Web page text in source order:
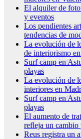
El alquiler de
y eventos
Los pendientes
tendencias de
La evolución de
de interiorismo
Surf camp en
playas
La evolución de
interiores en
Surf camp en
playas
El aumento de
refleja un cambio
Reus registra un